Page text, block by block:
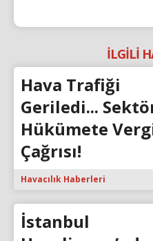
İLGİLİ
Hava Trafiği
Geriledi...
Hükümete
Çağrısı!
Havacılık Haberleri
İstanbul